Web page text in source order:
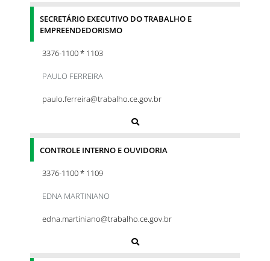
SECRETÁRIO EXECUTIVO DO TRABALHO E
EMPREENDEDORISMO
3376-1100 * 1103
PAULO FERREIRA
paulo.ferreira@trabalho.ce.gov.br
CONTROLE INTERNO E OUVIDORIA
3376-1100 * 1109
EDNA MARTINIANO
edna.martiniano@trabalho.ce.gov.br